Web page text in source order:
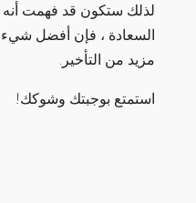
لذلك ستكون قد فهمت
السعادة ، فإن أفضل
مزيد من التأخير.
استمتع بوجبتك وشوكك!